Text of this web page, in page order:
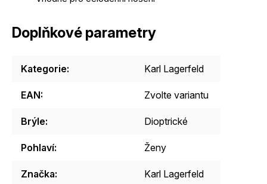
Doplňkové parametry
Kategorie: Karl Lagerfeld
EAN: Zvolte variantu
Brýle: Dioptrické
Pohlaví: Ženy
Značka: Karl Lagerfeld